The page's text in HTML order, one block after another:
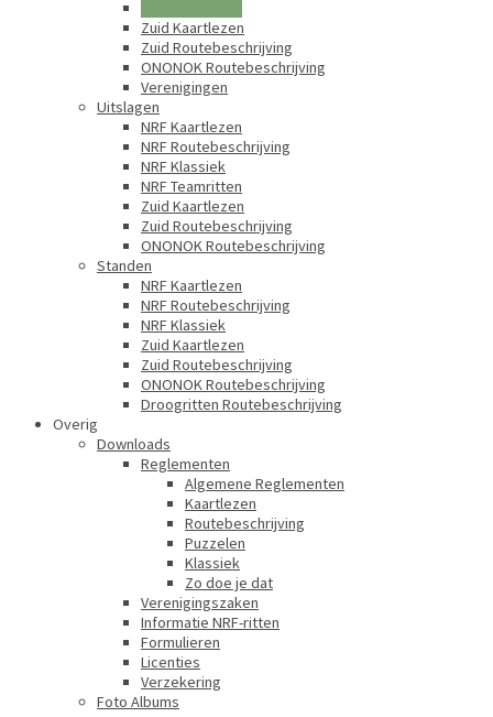
Zuid Kaartlezen
Zuid Routebeschrijving
ONONOK Routebeschrijving
Verenigingen
Uitslagen
NRF Kaartlezen
NRF Routebeschrijving
NRF Klassiek
NRF Teamritten
Zuid Kaartlezen
Zuid Routebeschrijving
ONONOK Routebeschrijving
Standen
NRF Kaartlezen
NRF Routebeschrijving
NRF Klassiek
Zuid Kaartlezen
Zuid Routebeschrijving
ONONOK Routebeschrijving
Droogritten Routebeschrijving
Overig
Downloads
Reglementen
Algemene Reglementen
Kaartlezen
Routebeschrijving
Puzzelen
Klassiek
Zo doe je dat
Verenigingszaken
Informatie NRF-ritten
Formulieren
Licenties
Verzekering
Foto Albums